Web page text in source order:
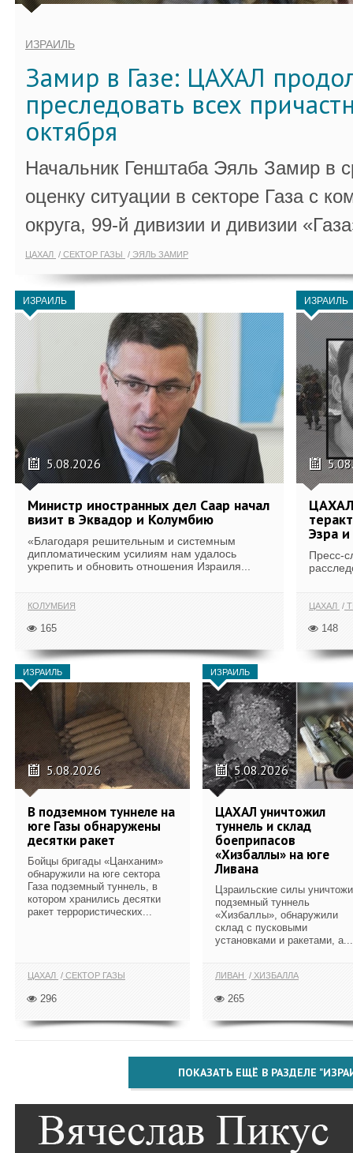
ИЗРАИЛЬ
Замир в Газе: ЦАХАЛ
преследовать всех
октября
Начальник Генштаба Эяль Замир в
оценку ситуации в секторе Газа с
округа, 99-й дивизии и дивизии
ЦАХАЛ СЕКТОР ГАЗЫ ЭЯЛЬ ЗАМИР
ИЗРАИЛЬ
5.08.2026
Министр иностранных дел Саар начал
визит в Эквадор и Колумбию
«Благодаря решительным и системным
дипломатическим усилиям нам удалось
укрепить и обновить отношения Израиля...
КОЛУМБИЯ
165
ИЗРАИЛЬ
ЦАХАЛ
Эзра
Пресс-
ЦАХАЛ
148
ИЗРАИЛЬ
5.08.2026
В подземном туннеле на
юге Газы обнаружены
десятки ракет
Бойцы бригады «Цанханим»
обнаружили на юге сектора
Газа подземный туннель, в
котором хранились десятки
ракет террористических...
ЦАХАЛ СЕКТОР ГАЗЫ
296
ИЗРАИЛЬ
5.08.2026
ЦАХАЛ уничтожил
туннель и склад
боеприпасов
«Хизбаллы» на юге
Ливана
Цзраильские силы
подземный туннель
«Хизбаллы», обнаружили
склад с пусковыми
установками и ракетами, а...
ЛИВАН ХИЗБАЛЛА
265
ПОКАЗАТЬ ЕЩЁ В РАЗДЕЛЕ